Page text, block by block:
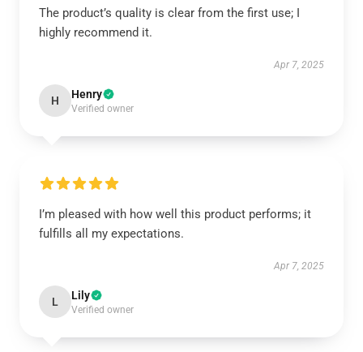
The product’s quality is clear from the first use; I
highly recommend it.
Apr 7, 2025
H Henry
Verified owner
I’m pleased with how well this product performs; it
fulfills all my expectations.
Apr 7, 2025
L Lily
Verified owner